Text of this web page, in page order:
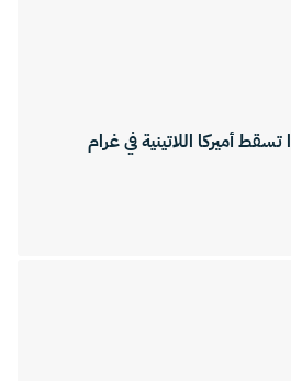
أميركا اللاتينية في غرام